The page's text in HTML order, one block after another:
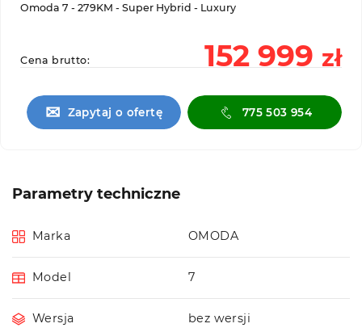
Omoda 7 - 279KM - Super Hybrid - Luxury
Cena brutto: 152 999 zł
✉ Zapytaj o ofertę 775 503 954
Parametry techniczne
Marka OMODA
Model 7
Wersja bez wersji